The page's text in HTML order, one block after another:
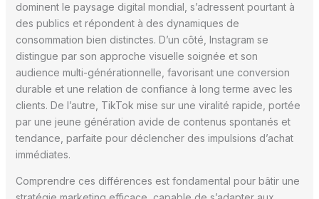
dominent le paysage digital mondial, s’adressent pourtant à
des publics et répondent à des dynamiques de
consommation bien distinctes. D’un côté, Instagram se
distingue par son approche visuelle soignée et son
audience multi-générationnelle, favorisant une conversion
durable et une relation de confiance à long terme avec les
clients. De l’autre, TikTok mise sur une viralité rapide, portée
par une jeune génération avide de contenus spontanés et
tendance, parfaite pour déclencher des impulsions d’achat
immédiates.
Comprendre ces différences est fondamental pour bâtir une